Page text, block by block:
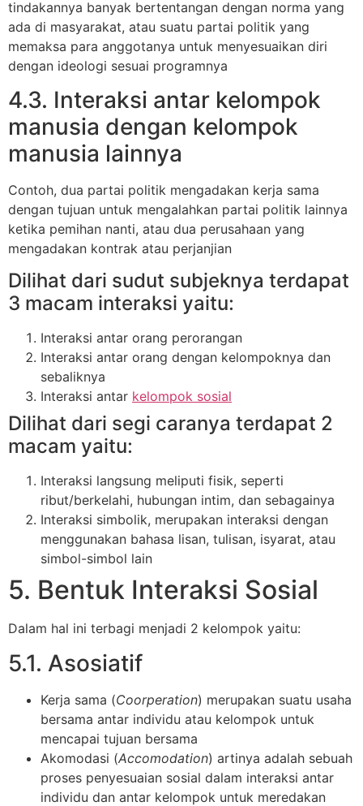
tindakannya banyak bertentangan dengan norma yang
ada di masyarakat, atau suatu partai politik yang
memaksa para anggotanya untuk menyesuaikan diri
dengan ideologi sesuai programnya
4.3. Interaksi antar kelompok
manusia dengan kelompok
manusia lainnya
Contoh, dua partai politik mengadakan kerja sama
dengan tujuan untuk mengalahkan partai politik lainnya
ketika pemihan nanti, atau dua perusahaan yang
mengadakan kontrak atau perjanjian
Dilihat dari sudut subjeknya terdapat
3 macam interaksi yaitu:
Interaksi antar orang perorangan
Interaksi antar orang dengan kelompoknya dan
sebaliknya
Interaksi antar kelompok sosial
Dilihat dari segi caranya terdapat 2
macam yaitu:
Interaksi langsung meliputi fisik, seperti
ribut/berkelahi, hubungan intim, dan sebagainya
Interaksi simbolik, merupakan interaksi dengan
menggunakan bahasa lisan, tulisan, isyarat, atau
simbol-simbol lain
5. Bentuk Interaksi Sosial
Dalam hal ini terbagi menjadi 2 kelompok yaitu:
5.1. Asosiatif
Kerja sama (Coorperation) merupakan suatu usaha
bersama antar individu atau kelompok untuk
mencapai tujuan bersama
Akomodasi (Accomodation) artinya adalah sebuah
proses penyesuaian sosial dalam interaksi antar
individu dan antar kelompok untuk meredakan